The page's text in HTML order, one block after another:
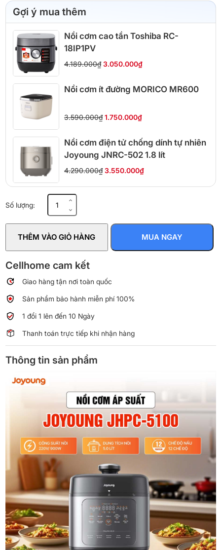
Gợi ý mua thêm
Nồi cơm cao tần Toshiba RC-
18IP1PV
4.189.000₫ 3.050.000₫
Nồi cơm ít đường MORICO MR600
3.590.000₫ 1.750.000₫
Nồi cơm điện tử chống dính tự nhiên
Joyoung JNRC-502 1.8 lít
4.290.000₫ 3.550.000₫
Số lượng:cơm
Joyoung
JHPC-
số
lượng
THÊM VÀO GIỎ HÀNG MUA NGAY
Cellhome cam kết
Giao hàng tận nơi toàn quốc
Sản phẩm bảo hành miễn phí 100%
1 đổi 1 lên đến 10 Ngày
Thanh toán trực tiếp khi nhận hàng
Thông tin sản phẩm